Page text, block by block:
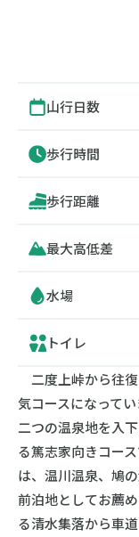
山行日数
歩行時間
歩行距離
最大高低差
水場
トイレ
二度上峠から往
気コースになって
二つの温泉地を入
る篤志家向きコー
は、温川温泉、鳩
前泊地としてお薦
る清水集落から車